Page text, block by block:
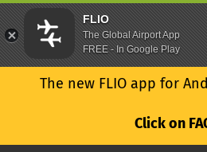
The new FLIO app for
Click on
FLIO
The Global Airport App
FREE - In Google Play